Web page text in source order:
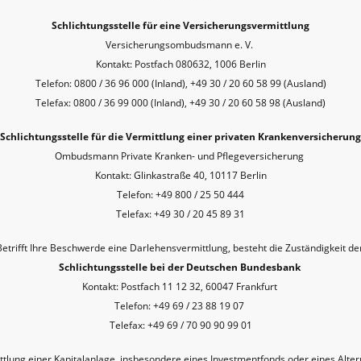
Schlichtungsstelle für eine Versicherungsvermittlung
Versicherungsombudsmann e. V.
Kontakt: Postfach 080632, 1006 Berlin
Telefon: 0800 / 36 96 000 (Inland), +49 30 / 20 60 58 99 (Ausland)
Telefax: 0800 / 36 99 000 (Inland), +49 30 / 20 60 58 98 (Ausland)
Schlichtungsstelle für die Vermittlung einer privaten Krankenversicherung
Ombudsmann Private Kranken- und Pflegeversicherung
Kontakt: Glinkastraße 40, 10117 Berlin
Telefon: +49 800 / 25 50 444
Telefax: +49 30 / 20 45 89 31
Ihre Beschwerde eine Darlehensvermittlung, besteht die Zuständigkeit
Schlichtungsstelle bei der Deutschen Bundesbank
Kontakt: Postfach 11 12 32, 60047 Frankfurt
Telefon: +49 69 / 23 88 19 07
Telefax: +49 69 / 70 90 90 99 01